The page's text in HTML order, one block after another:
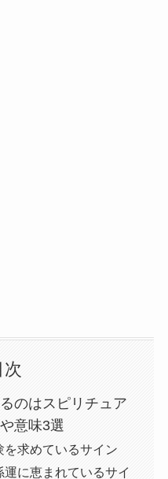
次
のはスピリチュア
意味3選
を求めているサイン
に恵まれているサイ